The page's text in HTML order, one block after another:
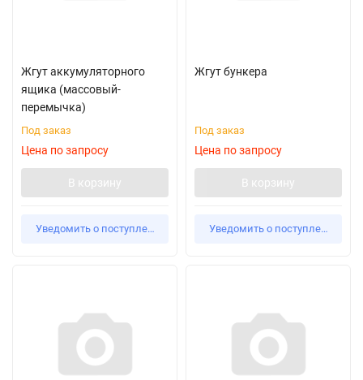
Жгут аккумуляторного
ящика (массовый-
перемычка)
Под заказ
Цена по запросу
В корзину
Уведомить о поступлении
Жгут бункера
Под заказ
Цена по запросу
В корзину
Уведомить о поступлении